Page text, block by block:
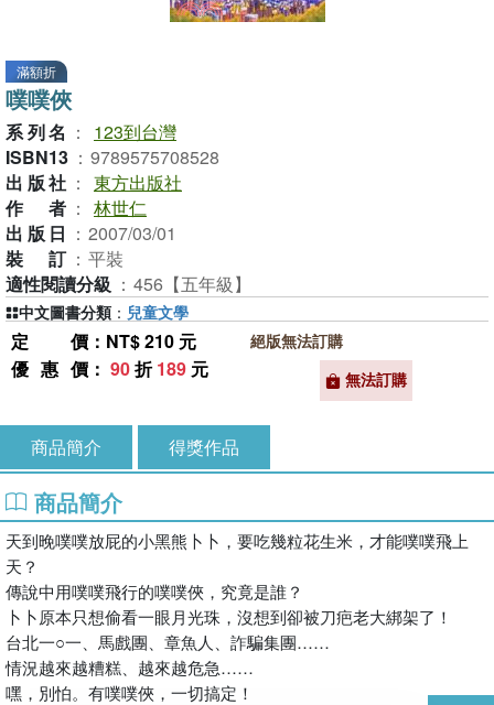
滿額折
噗噗俠
系列名 ：
123到台灣
ISBN13 ： 9789575708528
出版社 ： 東方出版社
作者 ： 林世仁
出版日 ： 2007/03/01
裝訂 ： 平裝
適性閱讀分級 ： 456【五年級】
定價 ：NT$ 210 元
優惠價 ： 90折189 元
絕版無法訂購
無法訂購
中文圖書分類 ： 兒童文學
商品簡介 得獎作品
商品簡介
天到晚噗噗放屁的小黑熊卜卜，要吃幾粒花生米，才能噗噗飛上
天？
傳說中用噗噗飛行的噗噗俠，究竟是誰？
卜卜原本只想偷看一眼月光珠，沒想到卻被刀疤老大綁架了！
台北一○一、馬戲團、章魚人、詐騙集團……
情況越來越糟糕、越來越危急……
嘿，別怕。有噗噗俠，一切搞定！